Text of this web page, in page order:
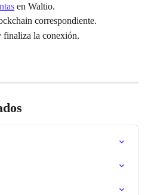
en Waltio.
correspondiente.
finaliza la conexión.